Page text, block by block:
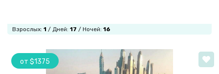
Взрослых: 1 / Дней: 17 / Ночей: 16
от $1375